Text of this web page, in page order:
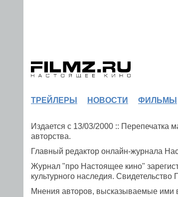
ТРЕЙЛЕРЫ НОВОСТИ ФИЛЬМЫ
Издается с 13/03/2000 :: Перепечатка
авторства.
Главный редактор онлайн-журнала
Журнал "про Настоящее кино"
культурного наследия.
Мнения авторов, высказываемые ими